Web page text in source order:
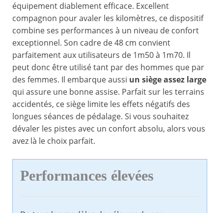
équipement diablement efficace. Excellent
compagnon pour avaler les kilomètres, ce dispositif
combine ses performances à un niveau de confort
exceptionnel. Son cadre de 48 cm convient
parfaitement aux utilisateurs de 1m50 à 1m70. Il
peut donc être utilisé tant par des hommes que par
des femmes. Il embarque aussi un siège assez large
qui assure une bonne assise. Parfait sur les terrains
accidentés, ce siège limite les effets négatifs des
longues séances de pédalage. Si vous souhaitez
dévaler les pistes avec un confort absolu, alors vous
avez là le choix parfait.
Performances élevées